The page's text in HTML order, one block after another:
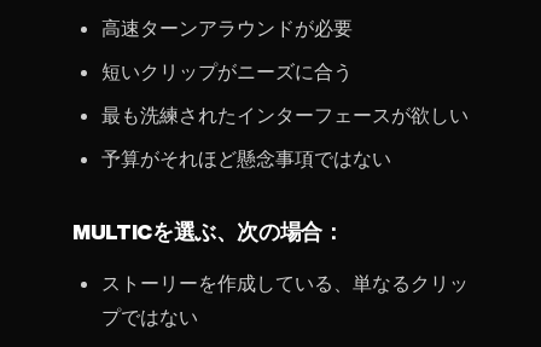
高速ターンアラウンドが必要
短いクリップがニーズに合う
最も洗練されたインターフェースが欲しい
予算がそれほど懸念事項ではない
MULTICを選ぶ、次の場合：
ストーリーを作成している、単なるクリッ
プではない